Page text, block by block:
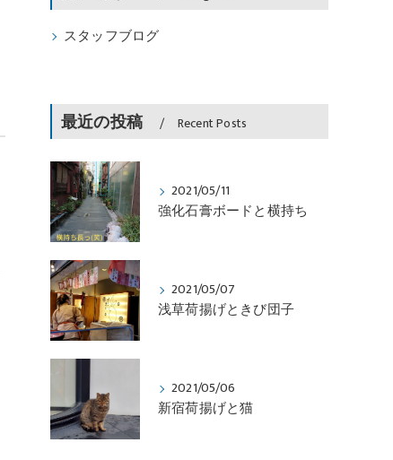
スタッフブログ
最近の投稿 Recent Posts
2021/05/11
強化石膏ボードと横持ち
2021/05/07
浅草荷揚げときび団子
2021/05/06
新宿荷揚げと猫